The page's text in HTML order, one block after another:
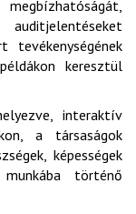
tevékenységének
keresztül
interaktív
a társaságok
képességek
történő